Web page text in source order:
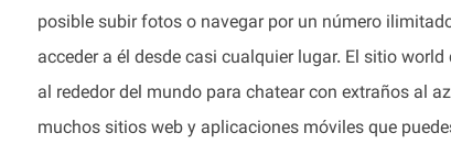
posible subir fotos o navegar por un número
acceder a él desde casi cualquier lugar. El sitio
al rededor del mundo para chatear con extraños al
muchos sitios web y aplicaciones móviles que